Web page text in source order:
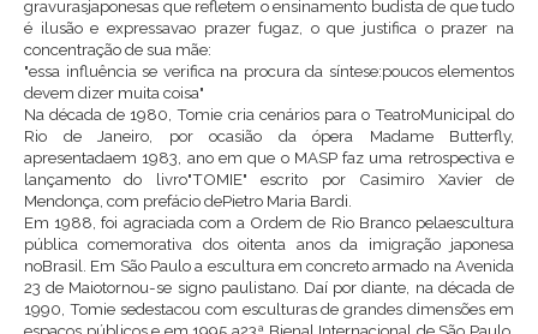
gravurasjaponesas que refletem o ensinamento budista de que tudo
é ilusão e expressavao prazer fugaz, o que justifica o prazer na
concentração de sua mãe:
"essa influência se verifica na procura da síntese:poucos elementos
devem dizer muita coisa"
Na década de 1980, Tomie cria cenários para o TeatroMunicipal do
Rio de Janeiro, por ocasião da ópera Madame Butterfly,
apresentadaem 1983, ano em que o MASP faz uma retrospectiva e
lançamento do livro"TOMIE" escrito por Casimiro Xavier de
Mendonça, com prefácio dePietro Maria Bardi.
Em 1988, foi agraciada com a Ordem de Rio Branco pelaescultura
pública comemorativa dos oitenta anos da imigração japonesa
noBrasil. Em São Paulo a escultura em concreto armado na Avenida
23 de Maiotornou-se signo paulistano. Daí por diante, na década de
1990, Tomie sedestacou com esculturas de grandes dimensões em